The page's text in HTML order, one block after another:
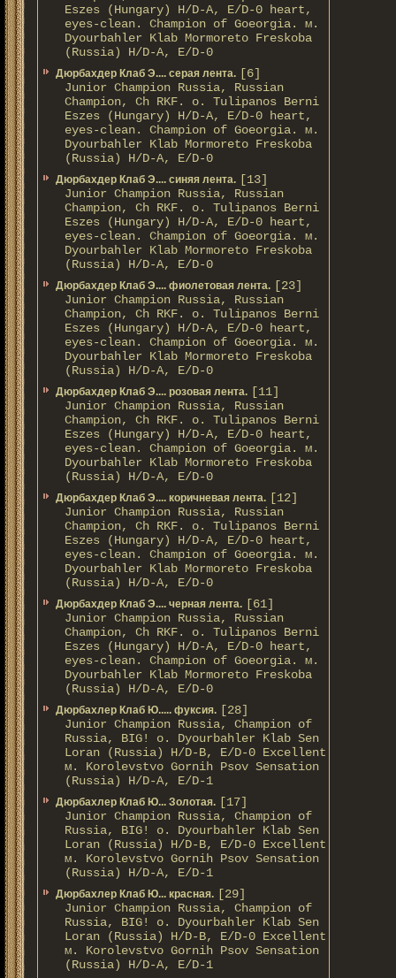
Eszes (Hungary) H/D-A, E/D-0 heart,
eyes-clean. Champion of Gоeorgia. м.
Dyourbahler Klab Mormoreto Freskoba
(Russia) H/D-А, E/D-0
Дюрбахдер Клаб Э.... серая лента. [6]
Junior Champion Russia, Russian
Champion, Ch RKF. о. Tulipanos Berni
Eszes (Hungary) H/D-A, E/D-0 heart,
eyes-clean. Champion of Gоeorgia. м.
Dyourbahler Klab Mormoreto Freskoba
(Russia) H/D-А, E/D-0
Дюрбахдер Клаб Э.... синяя лента. [13]
Junior Champion Russia, Russian
Champion, Ch RKF. о. Tulipanos Berni
Eszes (Hungary) H/D-A, E/D-0 heart,
eyes-clean. Champion of Gоeorgia. м.
Dyourbahler Klab Mormoreto Freskoba
(Russia) H/D-А, E/D-0
Дюрбахдер Клаб Э.... фиолетовая лента. [23]
Junior Champion Russia, Russian
Champion, Ch RKF. о. Tulipanos Berni
Eszes (Hungary) H/D-A, E/D-0 heart,
eyes-clean. Champion of Gоeorgia. м.
Dyourbahler Klab Mormoreto Freskoba
(Russia) H/D-А, E/D-0
Дюрбахдер Клаб Э.... розовая лента. [11]
Junior Champion Russia, Russian
Champion, Ch RKF. о. Tulipanos Berni
Eszes (Hungary) H/D-A, E/D-0 heart,
eyes-clean. Champion of Gоeorgia. м.
Dyourbahler Klab Mormoreto Freskoba
(Russia) H/D-А, E/D-0
Дюрбахдер Клаб Э.... коричневая лента. [12]
Junior Champion Russia, Russian
Champion, Ch RKF. о. Tulipanos Berni
Eszes (Hungary) H/D-A, E/D-0 heart,
eyes-clean. Champion of Gоeorgia. м.
Dyourbahler Klab Mormoreto Freskoba
(Russia) H/D-А, E/D-0
Дюрбахдер Клаб Э.... черная лента. [61]
Junior Champion Russia, Russian
Champion, Ch RKF. о. Tulipanos Berni
Eszes (Hungary) H/D-A, E/D-0 heart,
eyes-clean. Champion of Gоeorgia. м.
Dyourbahler Klab Mormoreto Freskoba
(Russia) H/D-А, E/D-0
Дюрбахлер Клаб Ю..... фуксия. [28]
Junior Champion Russia, Champion of
Russia, BIG! о. Dyourbahler Klab Sen
Loran (Russia) H/D-B, E/D-0 Excellent
м. Korolevstvo Gornih Psov Sensation
(Russia) H/D-A, E/D-1
Дюрбахлер Клаб Ю... Золотая. [17]
Junior Champion Russia, Champion of
Russia, BIG! о. Dyourbahler Klab Sen
Loran (Russia) H/D-B, E/D-0 Excellent
м. Korolevstvo Gornih Psov Sensation
(Russia) H/D-A, E/D-1
Дюрбахлер Клаб Ю... красная. [29]
Junior Champion Russia, Champion of
Russia, BIG! о. Dyourbahler Klab Sen
Loran (Russia) H/D-B, E/D-0 Excellent
м. Korolevstvo Gornih Psov Sensation
(Russia) H/D-A, E/D-1